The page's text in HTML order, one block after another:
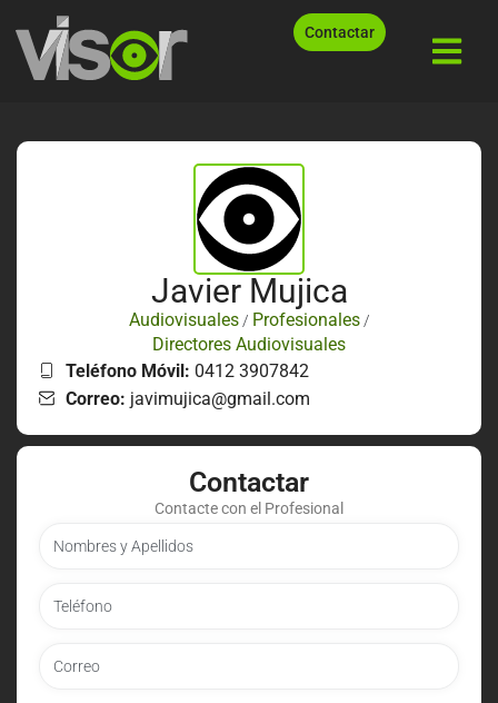
Contactar
Javier Mujica
Audiovisuales/ Profesionales/
Directores Audiovisuales
Teléfono Móvil: 0412 3907842
Correo: javimujica@gmail.com
Contactar
Contacte con el Profesional